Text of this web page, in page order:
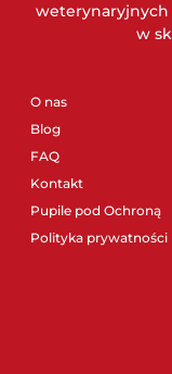
weterynaryjnych
w
O nas
Blog
FAQ
Kontakt
Pupile pod Ochroną
Polityka prywatności